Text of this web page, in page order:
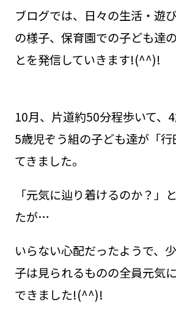
ブログでは、日々の生活・遊
の様子、保育園での子ども達
とを発信していきます!(^^)!
10月、片道約50分程歩いて、
5歳児ぞう組の子ども達が「
てきました。
「元気に辿り着けるのか？」
たが…
いらない心配だったようで、
子は見られるものの全員元気
できました!(^^)!